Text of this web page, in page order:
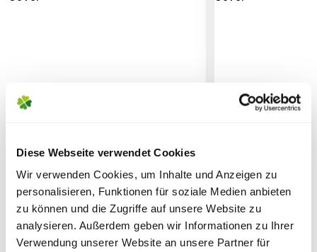
Diese Webseite verwendet Cookies
Wir verwenden Cookies, um Inhalte und Anzeigen zu
personalisieren, Funktionen für soziale Medien anbieten
zu können und die Zugriffe auf unsere Website zu
analysieren. Außerdem geben wir Informationen zu Ihrer
Verwendung unserer Website an unsere Partner für
SPEDITIONSVERSAND
FLORAGARD Bio-Kräuter-&
Anzuchterde 'Aromatisch', 2x3
L
FLORAGARD
L